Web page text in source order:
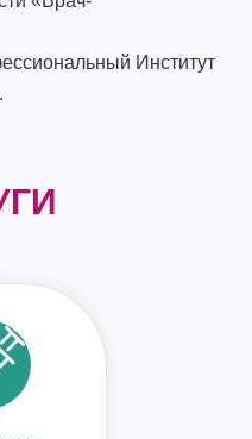
Институт